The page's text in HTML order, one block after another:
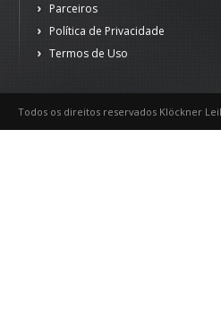
Parceiros
Política de Privacidade
Termos de Uso
Todos os direitos reservados Klöckner